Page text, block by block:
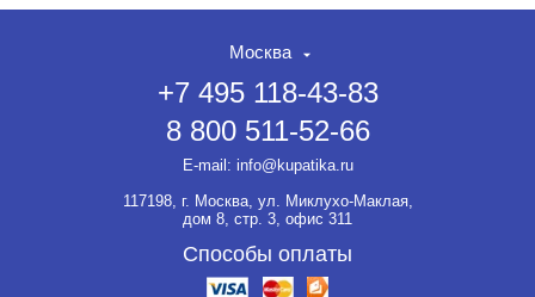
Москва
+7 495 118-43-83
8 800 511-52-66
E-mail: info@kupatika.ru
117198, г. Москва, ул. Миклухо-Маклая,
дом 8, стр. 3, офис 311
Способы оплаты